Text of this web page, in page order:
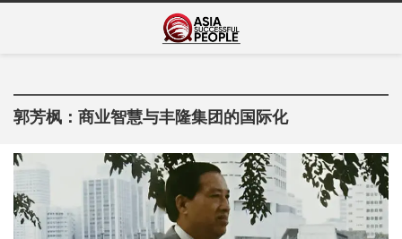
Asia Successful
People
郭芳枫：商业智慧与丰隆集团的国际化